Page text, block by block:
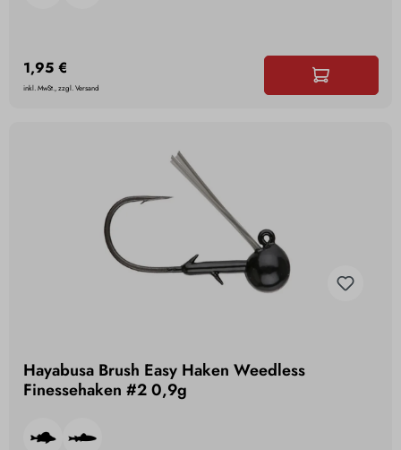
1,95 €
inkl. MwSt., zzgl. Versand
Hayabusa Brush Easy Haken Weedless
Finessehaken #2 0,9g